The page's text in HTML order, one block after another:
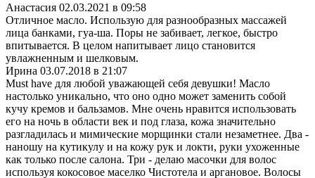
Анастасия 02.03.2021 в 09:58
Отличное масло. Использую для разнообразных массажей
лица банками, гуа-ша. Поры не забивает, легкое, быстро
впитывается. В целом напитывает лицо становится
увлажненным и шелковым.
Ирина 03.07.2018 в 21:07
Мust have для любой уважающей себя девушки! Масло
настолько уникально, что оно одно может заменить собой
кучу кремов и бальзамов. Мне очень нравится использовать
его на ночь в области век и под глаза, кожа значительно
разгладилась и мимические морщинки стали незаметнее. Два -
наношу на кутикулу и на кожу рук и локти, руки ухоженные
как только после салона. Три - делаю масочки для волос
используя кокосовое маселко Чистотела и аргановое. Волосы